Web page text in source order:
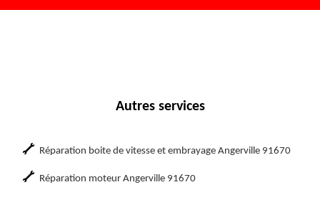
Autres services
Réparation boite de vitesse et embrayage Angerville 91670
Réparation moteur Angerville 91670